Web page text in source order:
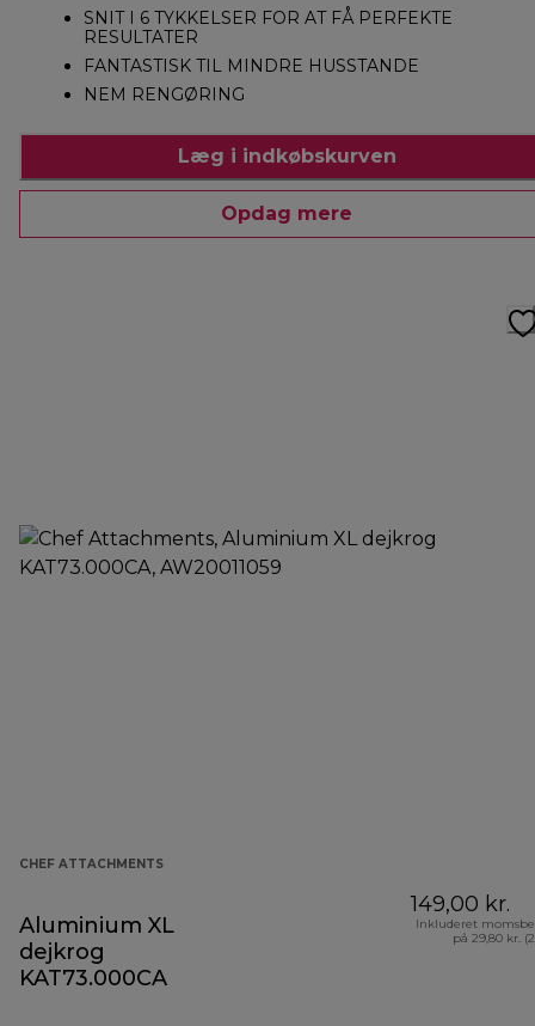
SNIT I 6 TYKKELSER FOR AT FÅ PERFEKTE
RESULTATER
FANTASTISK TIL MINDRE HUSSTANDE
NEM RENGØRING
Læg i indkøbskurven
Opdag mere
CHEF ATTACHMENTS
Aluminium XL
dejkrog
KAT73.000CA
149,00 kr.
Inkluderet
på 29,80 kr.